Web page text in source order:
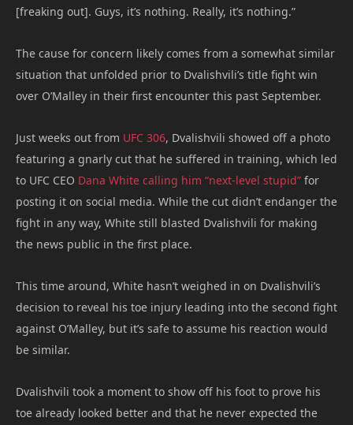
[freaking out]. Guys, it’s nothing. Really, it’s nothing.”
The cause for concern likely comes from a somewhat similar
situation that unfolded prior to Dvalishvili’s title fight win
over O’Malley in their first encounter this past September.
Just weeks out from UFC 306, Dvalishvili showed off a photo
featuring a gnarly cut that he suffered in training, which led
to UFC CEO Dana White calling him “next-level stupid” for
posting it on social media. While the cut didn’t endanger the
fight in any way, White still blasted Dvalishvili for making
the news public in the first place.
This time around, White hasn’t weighed in on Dvalishvili’s
decision to reveal his toe injury leading into the second fight
against O’Malley, but it’s safe to assume his reaction would
be similar.
Dvalishvili took a moment to show off his foot to prove his
toe already looked better and that he never expected the